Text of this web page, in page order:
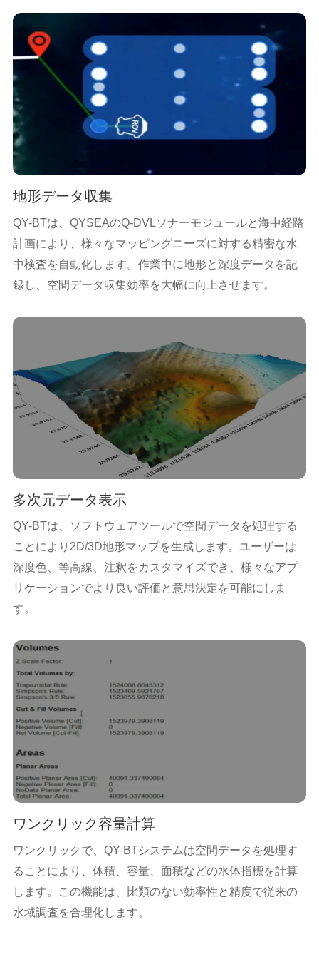
地形データ収集
QY-BTは、QYSEAのQ-DVLソナーモジュールと海中経路
計画により、様々なマッピングニーズに対する精密な水
中検査を自動化します。作業中に地形と深度データを記
録し、空間データ収集効率を大幅に向上させます。
多次元データ表示
QY-BTは、ソフトウェアツールで空間データを処理する
ことにより2D/3D地形マップを生成します。ユーザーは
深度色、等高線、注釈をカスタマイズでき、様々なアプ
リケーションでより良い評価と意思決定を可能にしま
す。
ワンクリック容量計算
ワンクリックで、QY-BTシステムは空間データを処理す
ることにより、体積、容量、面積などの水体指標を計算
します。この機能は、比類のない効率性と精度で従来の
水域調査を合理化します。